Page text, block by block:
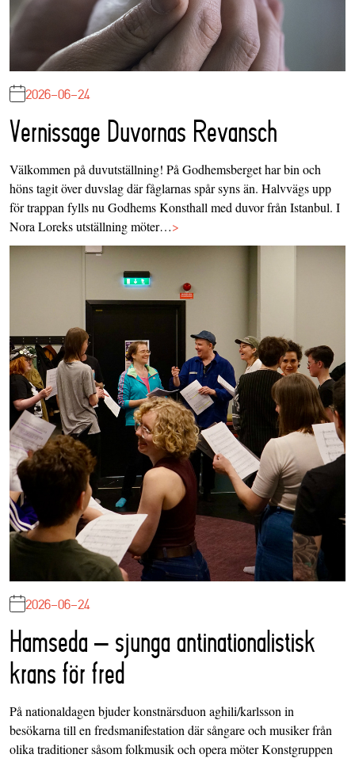
2026-06-24
Vernissage Duvornas Revansch
Välkommen på duvutställning! På Godhemsberget har bin och
höns tagit över duvslag där fåglarnas spår syns än. Halvvägs upp
för trappan fylls nu Godhems Konsthall med duvor från Istanbul. I
Nora Loreks utställning möter…>
2026-06-24
Hamseda – sjunga antinationalistisk
krans för fred
På nationaldagen bjuder konstnärsduon aghili/karlsson in
besökarna till en fredsmanifestation där sångare och musiker från
olika traditioner såsom folkmusik och opera möter Konstgruppen